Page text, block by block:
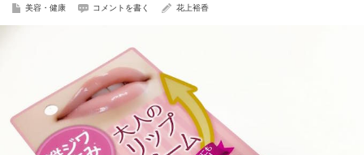
美容・健康 コメントを書く 花上裕香